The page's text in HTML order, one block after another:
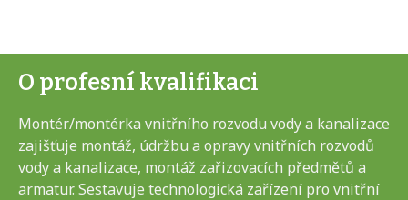
O profesní kvalifikaci
Montér/montérka vnitřního rozvodu vody a kanalizace
zajišťuje montáž, údržbu a opravy vnitřních rozvodů
vody a kanalizace, montáž zařizovacích předmětů a
armatur. Sestavuje technologická zařízení pro vnitřní